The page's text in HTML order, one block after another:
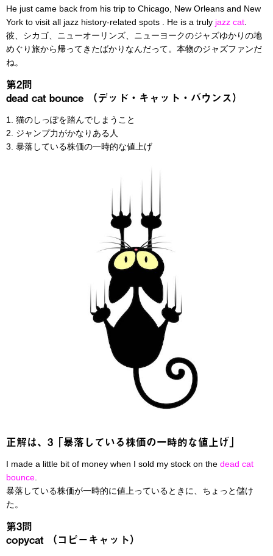
He just came back from his trip to Chicago, New Orleans and New
York to visit all jazz history-related spots . He is a truly jazz cat.
彼、シカゴ、ニューオーリンズ、ニューヨークのジャズゆかりの地
めぐり旅から帰ってきたばかりなんだって。本物のジャズファンだ
ね。
第2問
dead cat bounce （デッド・キャット・バウンス）
1. 猫のしっぽを踏んでしまうこと
2. ジャンプ力がかなりある人
3. 暴落している株価の一時的な値上げ
正解は、3「暴落している株価の一時的な値上げ」
I made a little bit of money when I sold my stock on the dead cat
bounce.
暴落している株価が一時的に値上っているときに、ちょっと儲け
た。
第3問
copycat （コピーキャット）